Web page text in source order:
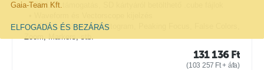
Gaia-Team Kft.
ELFOGADÁS ÉS BEZÁRÁS
• 3D LUT támogatás, SD kártyáról betölthető .cube fájlok
• HDR, Level meter, Histogram, Peaking Focus, False Colors,
Zoom, Markers, stb.
131 136 Ft
(103 257 Ft+ áfa)